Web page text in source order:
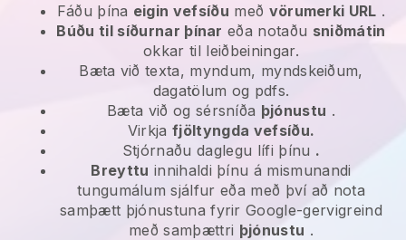
Fáðu þína eigin vefsíðu með vörumerki URL .
Búðu til síðurnar þínar eða notaðu sniðmátin
okkar til leiðbeiningar.
Bæta við texta, myndum, myndskeiðum,
dagatölum og pdfs.
Bæta við og sérsníða þjónustu .
Virkjafjöltyngda vefsíðu.
Stjórnaðu daglegu lífi þínu .
Breyttu innihaldi þínu á mismunandi
tungumálum sjálfur eða með því að nota
samþætt þjónustuna fyrir Google-gervigreind
með samþættri þjónustu .